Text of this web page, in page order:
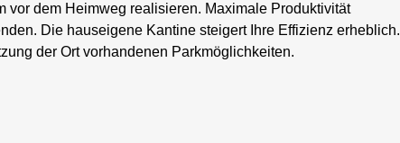
vor dem Heimweg realisieren. Maximale Produktivität
Die hauseigene Kantine steigert Ihre Effizienz erheblich.
der Ort vorhandenen Parkmöglichkeiten.